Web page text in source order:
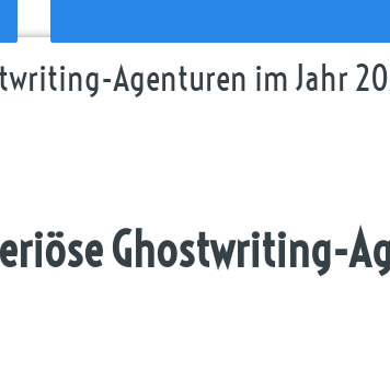
Agenturen im Jahr
Ghostwriting-